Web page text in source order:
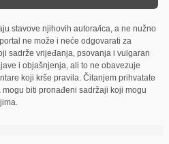
stavove njihovih autora/ica, a ne nužno
ne može i neće odgovarati za
sadrže vrijeđanja, psovanja i vulgaran
i objašnjenja, ali to ne obavezuje
koji krše pravila. Čitanjem prihvatate
biti pronađeni sadržaji koji mogu